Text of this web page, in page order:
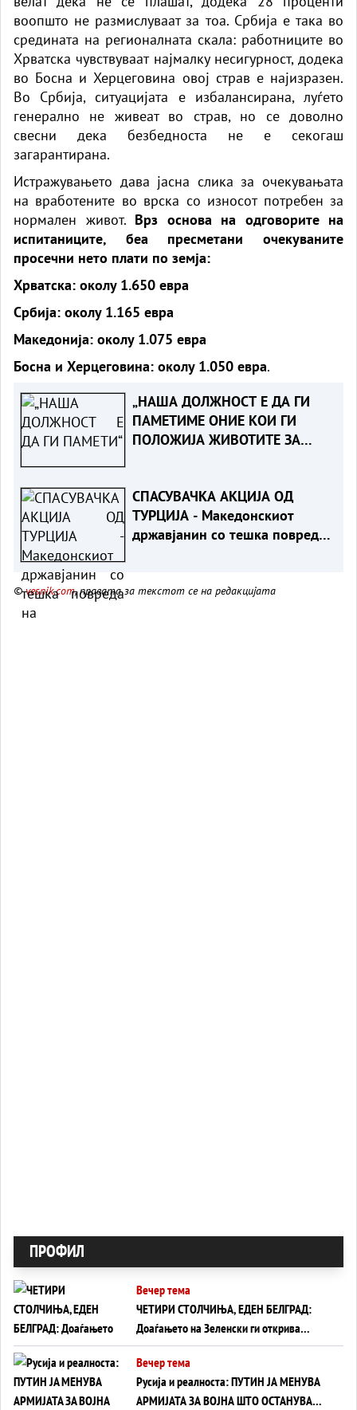
воопшто не размислуваат за тоа. Србија е така во
средината на регионалната скала: работниците во
Хрватска чувствуваат најмалку несигурност, додека
во Босна и Херцеговина овој страв е најизразен.
Во Србија, ситуацијата е избалансирана, луѓето
генерално не живеат во страв, но се доволно
свесни дека безбедноста не е секогаш
загарантирана.
Истражувањето дава јасна слика за очекувањата
на вработените во врска со износот потребен за
нормален живот. Врз основа на одговорите на
испитаниците, беа пресметани очекуваните
просечни нето плати по земја:
Хрватска: околу 1.650 евра
Србија: околу 1.165 евра
Македонија: околу 1.075 евра
Босна и Херцеговина: околу 1.050 евра.
„НАША ДОЛЖНОСТ Е ДА ГИ
ПАМЕТИМЕ ОНИЕ КОИ ГИ
ПОЛОЖИЈА ЖИВОТИТЕ ЗА
од Карпалак
СПАСУВАЧКА АКЦИЈА ОД
ТУРЦИЈА - Македонскиот
државјанин со тешка повреда
©vesnik.com, правата за текстот се на редакцијата
ПРОФИЛ
Вечер тема
ЧЕТИРИ СТОЛЧИЊА, ЕДЕН БЕЛГРАД:
Доаѓањето на Зеленски ги открива
тајните на политиката на балансирање
на Вучиќ
Вечер тема
Русија и реалноста: ПУТИН ЈА МЕНУВА
АРМИЈАТА ЗА ВОЈНА ШТО ОСТАНУВА